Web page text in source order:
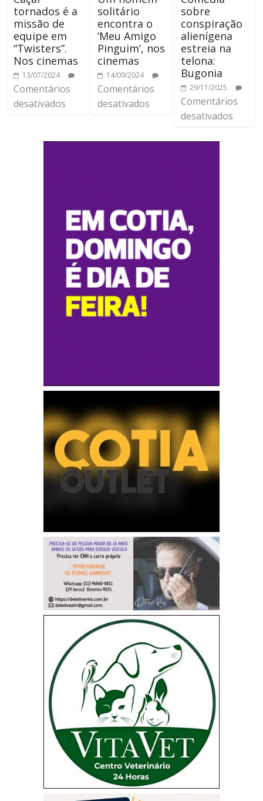
tornados é a
missão de
equipe em
“Twisters”.
Nos cinemas
13/07/2024
Comentários
desativados
solitário
encontra o
‘Meu Amigo
Pinguim’, nos
cinemas
14/09/2024
Comentários
desativados
sobre
conspiração
alienígena
estreia na
telona:
Bugonia
29/11/2025
Comentários
desativados